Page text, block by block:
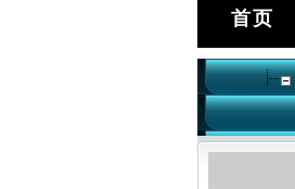
首页